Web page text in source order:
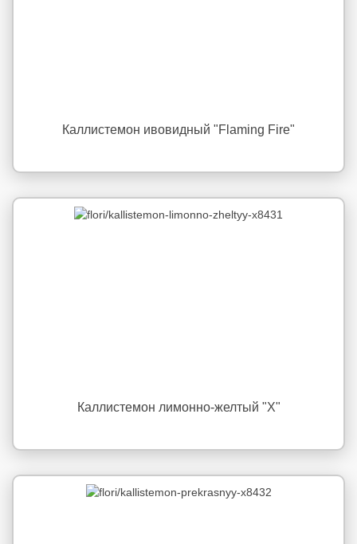
Каллистемон ивовидный "Flaming Fire"
Каллистемон лимонно-желтый "X"